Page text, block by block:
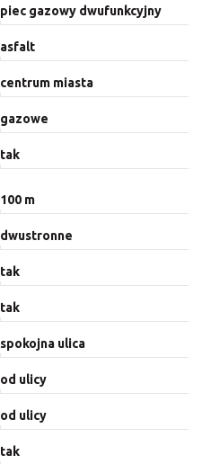
piec gazowy dwufunkcyjny
asfalt
centrum miasta
gazowe
tak
100 m
dwustronne
tak
tak
spokojna ulica
od ulicy
od ulicy
tak